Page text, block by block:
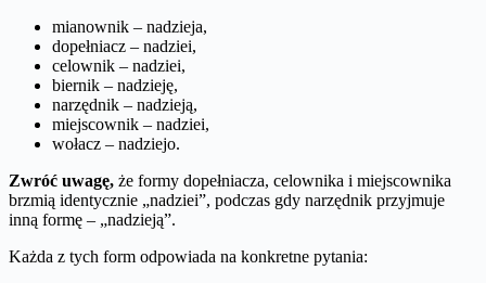
mianownik – nadzieja,
dopełniacz – nadziei,
celownik – nadziei,
biernik – nadzieję,
narzędnik – nadzieją,
miejscownik – nadziei,
wołacz – nadziejo.
Zwróć uwagę, że formy dopełniacza, celownika i miejscownika
brzmią identycznie „nadziei”, podczas gdy narzędnik przyjmuje
inną formę – „nadzieją”.
Każda z tych form odpowiada na konkretne pytania: